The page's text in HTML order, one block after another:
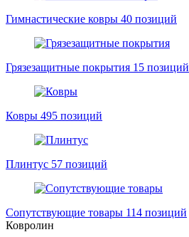
Гимнастические ковры 40 позиций
Грязезащитные покрытия 15 позиций
Ковры 495 позиций
Плинтус 57 позиций
Сопутствующие товары 114 позиций
Ковролин